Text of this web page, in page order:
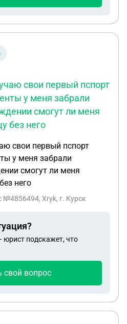
свои первый пспорт
у меня забрали
смогут ли меня
без него
свои первый пспорт
у меня забрали
смогут ли меня
него
№4856494, Xryk, г. Курск
юрист подскажет, что
свой вопрос